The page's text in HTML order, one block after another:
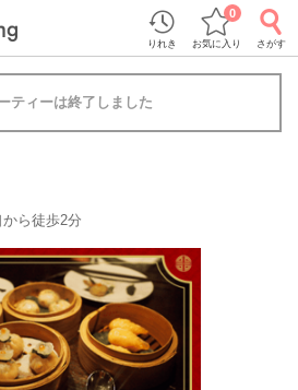
りれき お気に入り
0
さがす
ティーは終了しました
ら徒歩2分